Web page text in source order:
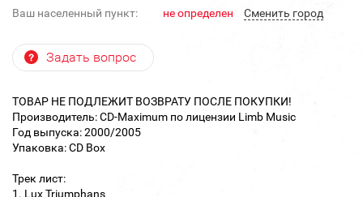
Ваш населенный пункт: не определен Cменить город
Задать вопрос
ТОВАР НЕ ПОДЛЕЖИТ ВОЗВРАТУ ПОСЛЕ ПОКУПКИ!
Производитель: CD-Maximum по лицензии Limb Music
Год выпуска: 2000/2005
Упаковка: CD Box
Трек лист:
1. Lux Triumphans